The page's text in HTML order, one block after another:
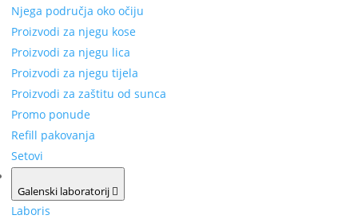
Njega područja oko očiju
Proizvodi za njegu kose
Proizvodi za njegu lica
Proizvodi za njegu tijela
Proizvodi za zaštitu od sunca
Promo ponude
Refill pakovanja
Setovi
Galenski laboratorij
Laboris